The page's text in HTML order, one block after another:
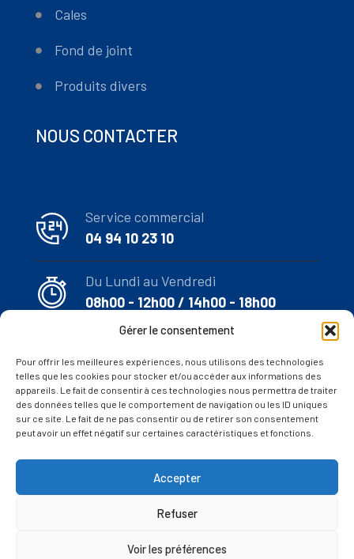
Gérer le consentement
Pour offrir les meilleures expériences, nous utilisons des technologies
telles que les cookies pour stocker et/ou accéder aux informations des
appareils. Le fait de consentir à ces technologies nous permettra de traiter
des données telles que le comportement de navigation ou les ID uniques
sur ce site. Le fait de ne pas consentir ou de retirer son consentement
peut avoir un effet négatif sur certaines caractéristiques et fonctions.
Accepter
Refuser
Voir les préférences
Cales
Fond de joint
Produits divers
NOUS CONTACTER
Service commercial
04 94 10 23 10
Du Lundi au Vendredi
08h00 - 12h00 / 14h00 - 18h00
commercial@vitrage-
isolant.com